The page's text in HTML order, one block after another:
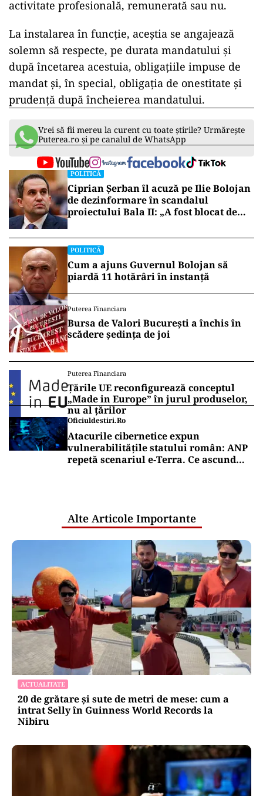
activitate profesională, remunerată sau nu.
La instalarea în funcție, aceștia se angajează
solemn să respecte, pe durata mandatului și
după încetarea acestuia, obligațiile impuse de
mandat și, în special, obligația de onestitate și
prudență după încheierea mandatului.
Vrei să fii mereu la curent cu toate știrile? Urmărește
Puterea.ro și pe canalul de WhatsApp
POLITICĂ
Ciprian Șerban îl acuză pe Ilie Bolojan
de dezinformare în scandalul
proiectului Bala II: „A fost blocat de
POLITICĂ
Cum a ajuns Guvernul Bolojan să
piardă 11 hotărâri în instanță
Puterea Financiara
Bursa de Valori București a închis în
scădere ședința de joi
Puterea Financiara
Țările UE reconfigurează conceptul
„Made in Europe” în jurul produselor,
nu al țărilor
Oficiuldestiri.ro
Atacurile cibernetice expun
vulnerabilitățile statului român: ANP
repetă scenariul e‑Terra. Ce ascund
Alte Articole Importante
ACTUALITATE
20 de grătare și sute de metri de mese: cum a
intrat Selly în Guinness World Records la
Nibiru